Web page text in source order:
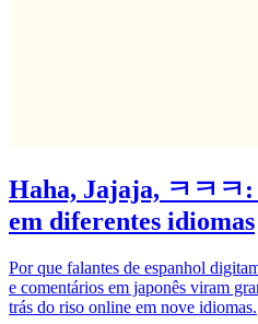
Haha, Jajaja, ㅋㅋㅋ
em diferentes idiomas
Por que falantes de espanhol
e comentários em japonês viram
trás do riso online em nove idiomas.